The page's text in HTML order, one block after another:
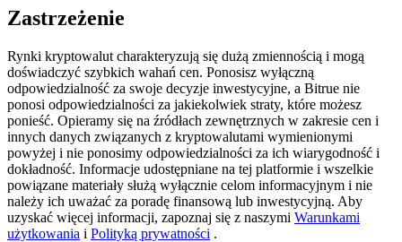
Deposit CASHCAT & Win
Share 500000 CASHCAT prize pool
Exclusive for BitMart Users
Register & Trade to Win 500,000 USDT
Zastrzeżenie
Rynki kryptowalut charakteryzują się dużą zmiennością i mogą
doświadczyć szybkich wahań cen. Ponosisz wyłączną
odpowiedzialność za swoje decyzje inwestycyjne, a Bitrue nie
ponosi odpowiedzialności za jakiekolwiek straty, które możesz
ponieść. Opieramy się na źródłach zewnętrznych w zakresie cen i
innych danych związanych z kryptowalutami wymienionymi
powyżej i nie ponosimy odpowiedzialności za ich wiarygodność i
dokładność. Informacje udostępniane na tej platformie i wszelkie
powiązane materiały służą wyłącznie celom informacyjnym i nie
należy ich uważać za poradę finansową lub inwestycyjną. Aby
uzyskać więcej informacji, zapoznaj się z naszymi Warunkami
użytkowania i Polityką prywatności .